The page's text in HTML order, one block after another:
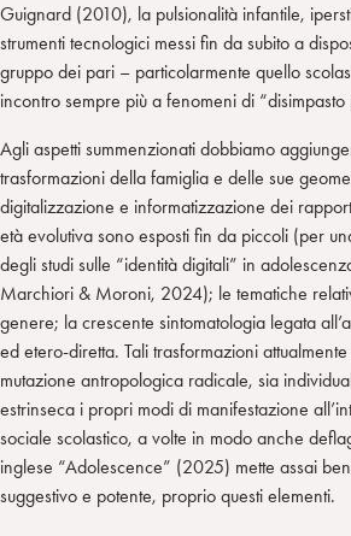
Guignard (2010), la pulsionalità infantile,
strumenti tecnologici messi fin da subito a
gruppo dei pari – particolarmente quello
incontro sempre più a fenomeni di “disimpasto
Agli aspetti summenzionati dobbiamo
trasformazioni della famiglia e delle sue
digitalizzazione e informatizzazione dei
età evolutiva sono esposti fin da piccoli (per
degli studi sulle “identità digitali” in
Marchiori & Moroni, 2024); le tematiche
genere; la crescente sintomatologia legata
ed etero-diretta. Tali trasformazioni
mutazione antropologica radicale, sia
estrinseca i propri modi di manifestazione
sociale scolastico, a volte in modo anche
inglese “Adolescence” (2025) mette assai
suggestivo e potente, proprio questi elementi.